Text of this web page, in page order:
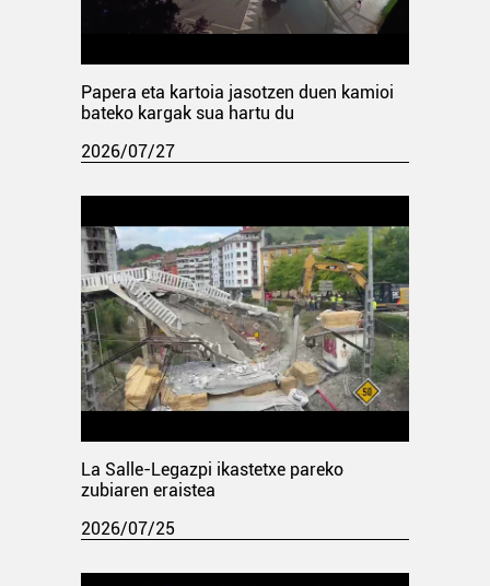
Papera eta kartoia jasotzen duen kamioi
bateko kargak sua hartu du
2026/07/27
La Salle-Legazpi ikastetxe pareko
zubiaren eraistea
2026/07/25